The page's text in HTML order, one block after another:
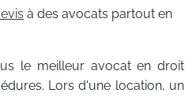
à des avocats partout en
le meilleur avocat en droit
Lors d'une location, un